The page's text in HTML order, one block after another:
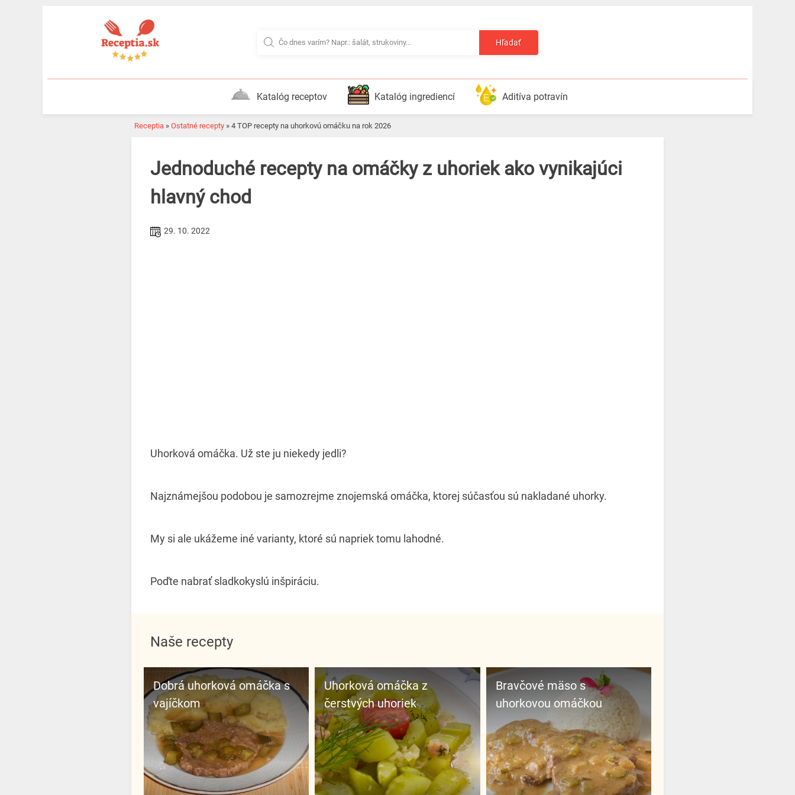
Hľadať
Katalóg receptov Katalóg ingrediencí Aditíva potravín
Receptia » Ostatné recepty » 4 TOP recepty na uhorkovú omáčku na rok 2026
Jednoduché recepty na omáčky z uhoriek ako vynikajúci
hlavný chod
29. 10. 2022
Uhorková omáčka. Už ste ju niekedy jedli?
Najznámejšou podobou je samozrejme znojemská omáčka, ktorej súčasťou sú nakladané uhorky.
My si ale ukážeme iné varianty, ktoré sú napriek tomu lahodné.
Poďte nabrať sladkokyslú inšpiráciu.
Naše recepty
Dobrá uhorková omáčka s
vajíčkom
Uhorková omáčka z
čerstvých uhoriek
Bravčové mäso s
uhorkovou omáčkou